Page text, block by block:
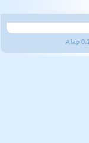
A lap